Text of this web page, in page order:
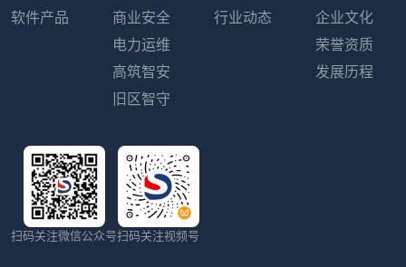
软件产品
商业安全
电力运维
高筑智安
旧区智守
行业动态
企业文化
荣誉资质
发展历程
扫码关注微信公众号扫码关注视频号